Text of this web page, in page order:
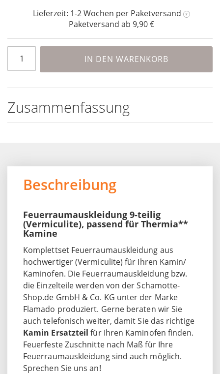
Lieferzeit: 1-2 Wochen per Paketversand ?
Paketversand ab 9,90 €
IN DEN WARENKORB
Zusammenfassung
Beschreibung
Feuerraumauskleidung 9-teilig
(Vermiculite), passend für Thermia**
Kamine
Komplettset Feuerraumauskleidung aus
hochwertiger (Vermiculite) für Ihren Kamin/
Kaminofen. Die Feuerraumauskleidung bzw.
die Einzelteile werden von der Schamotte-
Shop.de GmbH & Co. KG unter der Marke
Flamado produziert. Gerne beraten wir Sie
auch telefonisch weiter, damit Sie das richtige
Kamin Ersatzteil für Ihren Kaminofen finden.
Feuerfeste Zuschnitte nach Maß für Ihre
Feuerraumauskleidung sind auch möglich.
Sprechen Sie uns an!